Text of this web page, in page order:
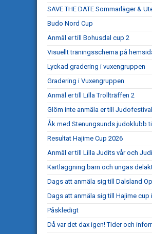
SAVE THE DATE Sommarläger &
Budo Nord Cup
Anmäl er till Bohusdal cup 2
Visuellt träningsschema på
Lyckad gradering i vuxengruppen
Gradering i Vuxengruppen
Anmäl er till Lilla Trollträffen 2
Glöm inte anmäla er till
Åk med Stenungsunds judoklubb
Resultat Hajime Cup 2026
Anmäl er till Lilla Judits vår och
Kartläggning barn och ungas
Dags att anmäla sig till Dalsland
Dags att anmäla sig till Hajime cup
Påskledigt
Då var det dax igen! Tider och